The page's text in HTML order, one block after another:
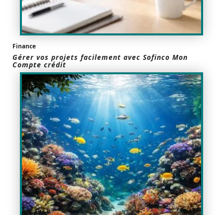
Finance
Gérer vos projets facilement avec Sofinco Mon
Compte crédit